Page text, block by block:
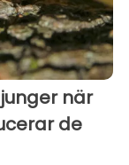
när
de